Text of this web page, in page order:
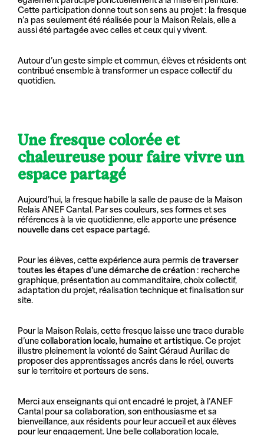
Cette participation donne tout son sens au projet : la fresque
n’a pas seulement été réalisée pour la Maison Relais, elle a
aussi été partagée avec celles et ceux qui y vivent.
Autour d’un geste simple et commun, élèves et résidents ont
contribué ensemble à transformer un espace collectif du
quotidien.
Une fresque colorée et
chaleureuse pour faire vivre un
espace partagé
Aujourd’hui, la fresque habille la salle de pause de la Maison
Relais ANEF Cantal. Par ses couleurs, ses formes et ses
références à la vie quotidienne, elle apporte une présence
nouvelle dans cet espace partagé.
Pour les élèves, cette expérience aura permis detraverser
toutes les étapes d’une démarche de création : recherche
graphique, présentation au commanditaire, choix collectif,
adaptation du projet, réalisation technique et finalisation sur
site.
Pour la Maison Relais, cette fresque laisse une trace durable
d’unecollaboration locale, humaine et artistique.Ce projet
illustre pleinement la volonté de Saint Géraud Aurillac de
proposer des apprentissages ancrés dans le réel, ouverts
sur le territoire et porteurs de sens.
Merci aux enseignants qui ont encadré le projet, à l’ANEF
Cantal pour sa collaboration, son enthousiasme et sa
bienveillance, aux résidents pour leur accueil et aux élèves
pour leur engagement. Une belle collaboration locale,